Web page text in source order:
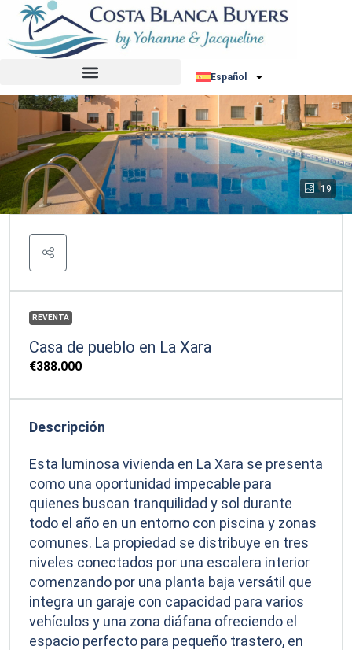
Español
19
REVENTA
Casa de pueblo en La Xara
€388.000
Descripción
Esta luminosa vivienda en La Xara se presenta
como una oportunidad impecable para
quienes buscan tranquilidad y sol durante
todo el año en un entorno con piscina y zonas
comunes. La propiedad se distribuye en tres
niveles conectados por una escalera interior
comenzando por una planta baja versátil que
integra un garaje con capacidad para varios
vehículos y una zona diáfana ofreciendo el
espacio perfecto para pequeño trastero, en